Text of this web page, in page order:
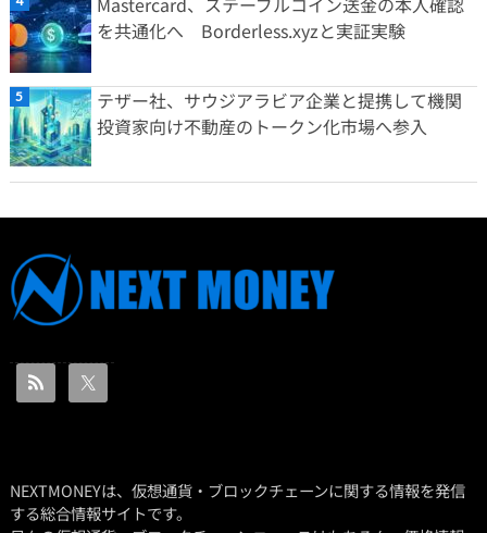
を共通化へ Borderless.xyzと実証実験
テザー社、サウジアラビア企業と提携して機関
投資家向け不動産のトークン化市場へ参入
NEXTMONEYは、仮想通貨・ブロックチェーンに関する情報を発信
する総合情報サイトです。